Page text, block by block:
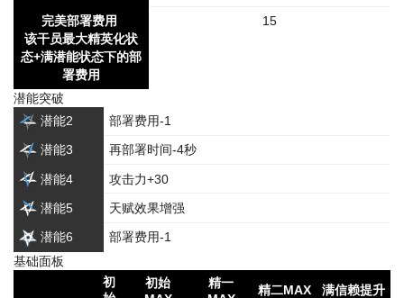
完美部署费用
该干员最大精英化状
态+满潜能状态下的部
署费用
15
潜能突破
潜能2
部署费用-1
潜能3 再部署时间-4秒
潜能4 攻击力+30
潜能5 天赋效果增强
潜能6
部署费用-1
基础面板
初
初始
精一
精二MAX 满信赖提升